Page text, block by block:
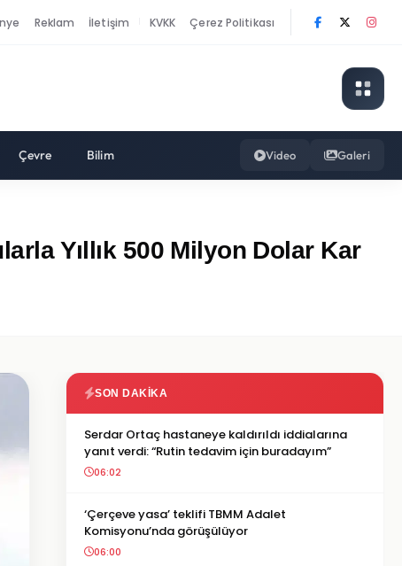
Reklam İletişim KVKK Çerez Politikası
Çevre Bilim Video Galeri
Yıllık 500 Milyon Dolar Kar
SON DAKIKA
Serdar Ortaç hastaneye kaldırıldı iddialarına
yanıt verdi: “Rutin tedavim için buradayım”
06:02
‘Çerçeve yasa’ teklifi TBMM Adalet
Komisyonu’nda görüşülüyor
06:00